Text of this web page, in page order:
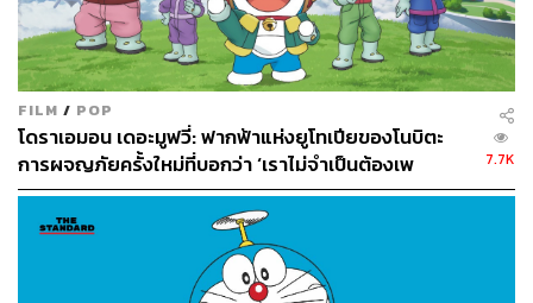
มีคนเคยบอกว่าถ้าเปลี่ยนให้ตัวละครอื่นมีของวิเศษแทนโนบิ
ตะ โลกมนุษย์น่าจะพังทลายไปตั้งแต่เล่มหนึ่ง (โนบิตะก็เสี่ยง
ทำให้จุดจบของโลกมาถึงหลายครั้งเหมือนกัน แต่ยังโชคดี
แก้ไขจนรอดมาได้) เช่นเดียวกับตัวเรา ที่น่าจะทำโลกผิด
เพี้ยนไปเมื่อรู้ว่าไทม์แมชชีนมีอยู่จริง เพราะมีเหตุการณ์
มากมายที่อยากกลับไปแก้ มากกว่าที่โนบิตะเลือกแก้ไขปมที่
เคยแกล้งนนจังเพื่อนสนิทวัยเด็ก (ตอนอื่นๆ ที่นั่งไทม์แมชชีน
โนบิตะแค่กลับไปดูเหตุการณ์เฉยๆ ไม่ได้ตั้งใจกลับไปแก้ เต็ม
ที่ก็ไปดูความขี้เกียจของตัวเองในอดีตหรืออนาคต)
FILM / POP
โดราเอมอน เดอะมูฟวี่: ฟากฟ้าแห่งยูโทเปียของโนบิตะ
การผจญภัยครั้งใหม่ที่บอกว่า ‘เราไม่จำเป็นต้องเพ
อร์เฟกต์เสมอไป’
7.7K